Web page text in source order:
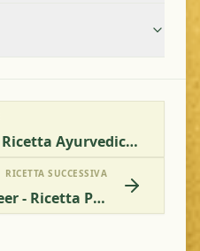
Palak Funghi - Ricetta Ayurvedica Facile Per Spinaci Indiani Con Funghi
RICETTA SUCCESSIVA
Rotoli Di Palak Paneer - Ricetta Per Rotoli Di Spinaci E Paneer